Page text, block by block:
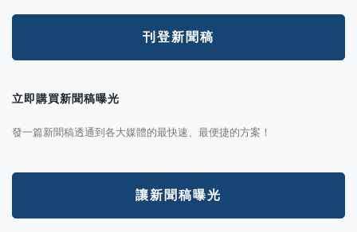
刊登新聞稿
立即購買新聞稿曝光
發一篇新聞稿透通到各大媒體的最快速、最便捷的方案！
讓新聞稿曝光